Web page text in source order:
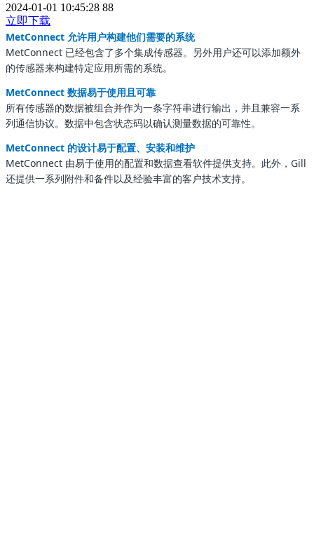
2024-01-01 10:45:28 88
立即下载
MetConnect 允许用户构建他们需要的系统
MetConnect 已经包含了多个集成传感器。另外用户还可以添加额外
的传感器来构建特定应用所需的系统。
MetConnect 数据易于使用且可靠
所有传感器的数据被组合并作为一条字符串进行输出，并且兼容一系
列通信协议。数据中包含状态码以确认测量数据的可靠性。
MetConnect 的设计易于配置、安装和维护
MetConnect 由易于使用的配置和数据查看软件提供支持。此外，Gill
还提供一系列附件和备件以及经验丰富的客户技术支持。